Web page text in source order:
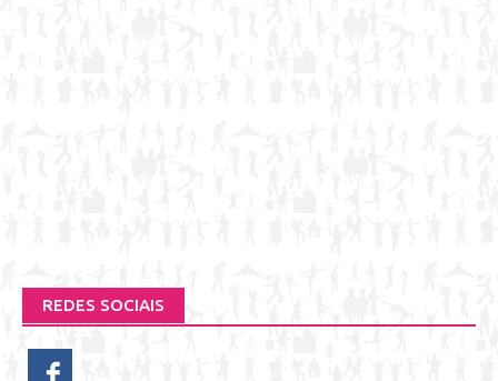
REDES SOCIAIS